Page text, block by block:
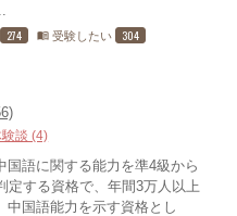
274 menu_book 受験したい 304
談 (4)
国語に関する能力を準4級から
定する資格で、年間3万人以上
中国語能力を示す資格とし